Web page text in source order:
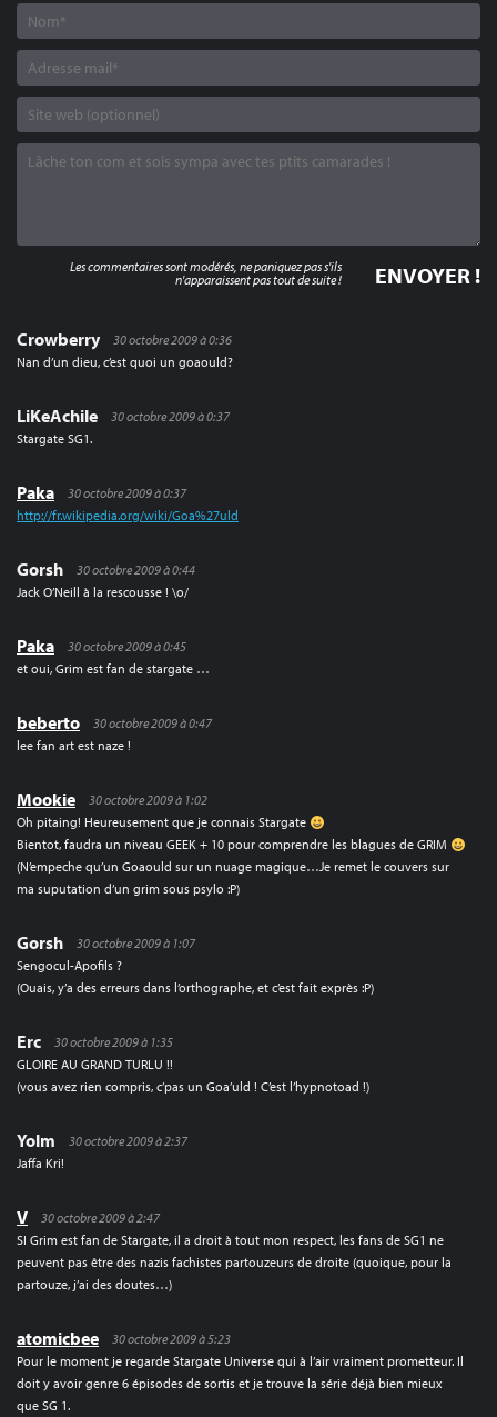
Crowberry
30 octobre 2009 à 0:36
Nan d’un dieu, c’est quoi un goaould?
LiKeAchile
30 octobre 2009 à 0:37
Stargate SG1.
Paka
30 octobre 2009 à 0:37
http://fr.wikipedia.org/wiki/Goa%27uld
Gorsh
30 octobre 2009 à 0:44
Jack O’Neill à la rescousse ! \o/
Paka
30 octobre 2009 à 0:45
et oui, Grim est fan de stargate …
beberto
30 octobre 2009 à 0:47
lee fan art est naze !
Mookie
30 octobre 2009 à 1:02
Oh pitaing! Heureusement que je connais Stargate
Bientot, faudra un niveau GEEK + 10 pour comprendre les blagues de GRIM
(N’empeche qu’un Goaould sur un nuage magique…Je remet le couvers sur
ma suputation d’un grim sous psylo :P)
Gorsh
30 octobre 2009 à 1:07
Sengocul-Apofils ?
(Ouais, y’a des erreurs dans l’orthographe, et c’est fait exprès :P)
Erc
30 octobre 2009 à 1:35
GLOIRE AU GRAND TURLU !!
(vous avez rien compris, c’pas un Goa’uld ! C’est l’hypnotoad !)
Yolm
30 octobre 2009 à 2:37
Jaffa Kri!
V
30 octobre 2009 à 2:47
SI Grim est fan de Stargate, il a droit à tout mon respect, les fans de SG1 ne
peuvent pas être des nazis fachistes partouzeurs de droite (quoique, pour la
partouze, j’ai des doutes…)
atomicbee
30 octobre 2009 à 5:23
Pour le moment je regarde Stargate Universe qui à l’air vraiment prometteur. Il
doit y avoir genre 6 épisodes de sortis et je trouve la série déjà bien mieux
que SG 1.
Les commentaires sont modérés, ne paniquez pas s'ils
n'apparaissent pas tout de suite !